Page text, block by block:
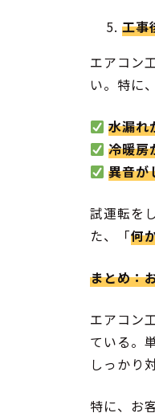
工事
エアコン
い。特に
水漏れ
冷暖房
異音が
試運転を
た、「何
まとめ：
エアコン
ている。
しっかり
特に、お